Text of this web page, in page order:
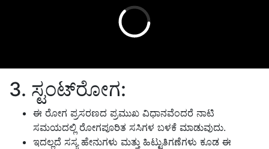
3. ಸ್ಟಂಟ್‌ರೋಗ:
ಈ ರೋಗ ಪ್ರಸರಣದ ಪ್ರಮುಖ ವಿಧಾನವೆಂದರೆ ನಾಟಿ
ಸಮಯದಲ್ಲಿ ರೋಗಪೂರಿತ ಸಸಿಗಳ ಬಳಕೆ ಮಾಡುವುದು.
ಇದಲ್ಲದೆ ಸಸ್ಯ ಹೇನುಗಳು ಮತ್ತು ಹಿಟ್ಟುತಿಗಣೆಗಳು ಕೂಡ ಈ